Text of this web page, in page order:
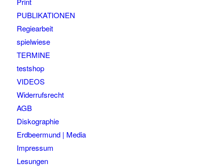
PUBLIKATIONEN
Regiearbeit
spielwiese
TERMINE
testshop
VIDEOS
Widerrufsrecht
AGB
Diskographie
Erdbeermund | Media
Impressum
Lesungen